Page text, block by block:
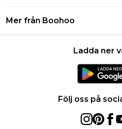
Boohoo-appen
Storleksguide
Leveransinformation
Returnerar information
Integritetspolicy
Mer från Boohoo
Ladda ner
Följ oss på